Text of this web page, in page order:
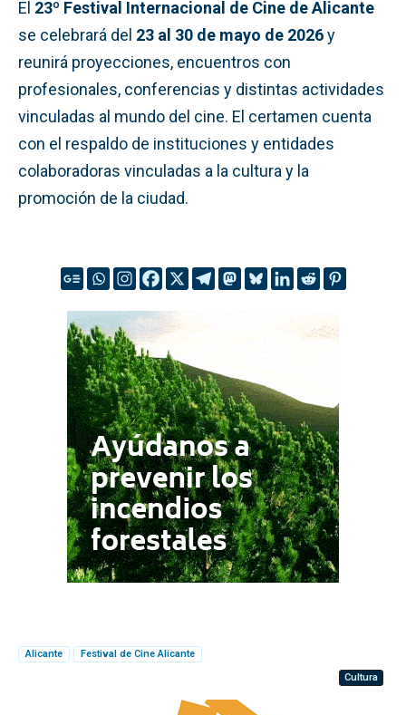
El 23º Festival Internacional de Cine de Alicante
se celebrará del 23 al 30 de mayo de 2026y
reunirá proyecciones, encuentros con
profesionales, conferencias y distintas actividades
vinculadas al mundo del cine. El certamen cuenta
con el respaldo de instituciones y entidades
colaboradoras vinculadas a la cultura y la
promoción de la ciudad.
Alicante
Festival de Cine Alicante
Cultura